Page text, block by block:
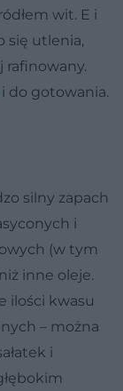
wit. E i
się utlenia,
rafinowany.
i do gotowania.
silny zapach
i
(w tym
inne oleje.
ilości kwasu
– można
i